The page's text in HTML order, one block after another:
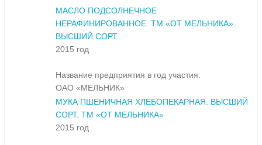
МАСЛО ПОДСОЛНЕЧНОЕ
НЕРАФИНИРОВАННОЕ. ТМ «ОТ МЕЛЬНИКА».
ВЫСШИЙ СОРТ
2015 год
Название предприятия в год участия:
ОАО «МЕЛЬНИК»
МУКА ПШЕНИЧНАЯ ХЛЕБОПЕКАРНАЯ. ВЫСШИЙ
СОРТ. ТМ «ОТ МЕЛЬНИКА»
2015 год